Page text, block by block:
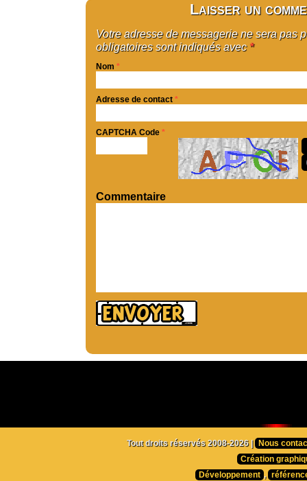
Laisser un
Votre adresse de messagerie ne sera pas
obligatoires sont indiqués avec *
Nom *
Adresse de contact *
CAPTCHA Code *
Commentaire
Tout droits réservés 2008-2026 |
Nous
Création
Développement ,